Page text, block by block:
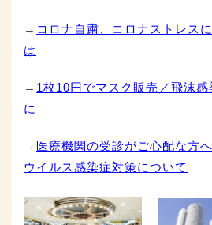
→ コロナ自粛、コロナストレス
は
→ 1枚10円でマスク販売／飛沫
に
→ 医療機関の受診がご心配な方
ウイルス感染症対策について